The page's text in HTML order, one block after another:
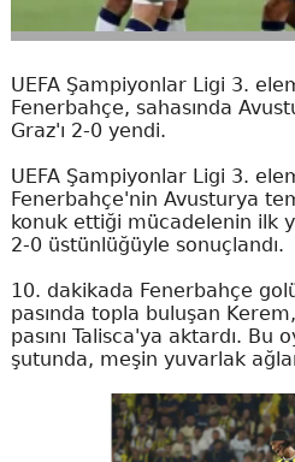
UEFA Şampiyonlar Ligi 3.
Fenerbahçe, sahasında
Graz'ı 2-0 yendi.
UEFA Şampiyonlar Ligi 3.
Fenerbahçe'nin Avusturya
konuk ettiği mücadelenin ilk
2-0 üstünlüğüyle sonuçlandı.
10. dakikada Fenerbahçe
pasında topla buluşan
pasını Talisca'ya aktardı. Bu
şutunda, meşin yuvarlak